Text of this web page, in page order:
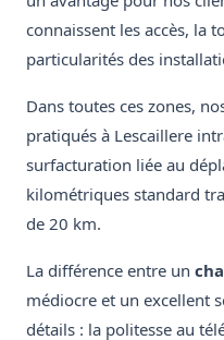
connaissent les accès, la
particularités des
Dans toutes ces zones,
pratiqués à Lescaillere
surfacturation liée au
kilométriques standard
de 20 km.
La différence entre un
médiocre et un excellent
détails : la politesse au